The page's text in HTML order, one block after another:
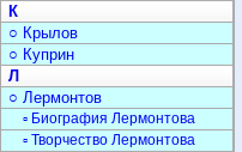
К
○ Крылов
○ Куприн
Л
○ Лермонтов
▫ Биография Лермонтова
▫ Творчество Лермонтова